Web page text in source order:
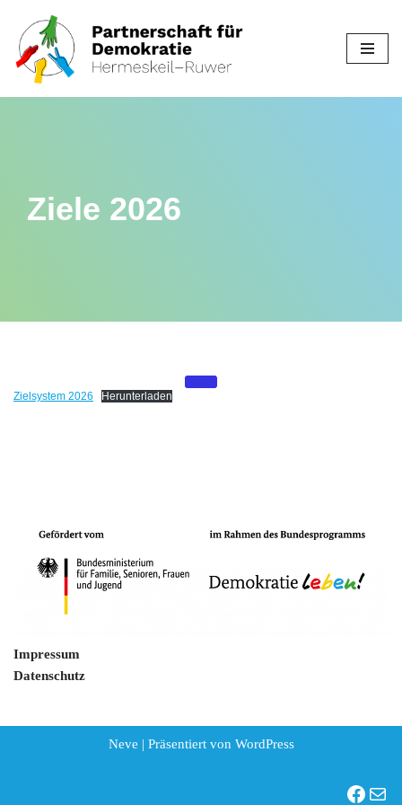
Zum
Inhalt
Ziele 2026
Zielsystem 2026 Herunterladen
Impressum
Datenschutz
Neve | Präsentiert von WordPress